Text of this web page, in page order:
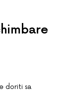
doriti sa